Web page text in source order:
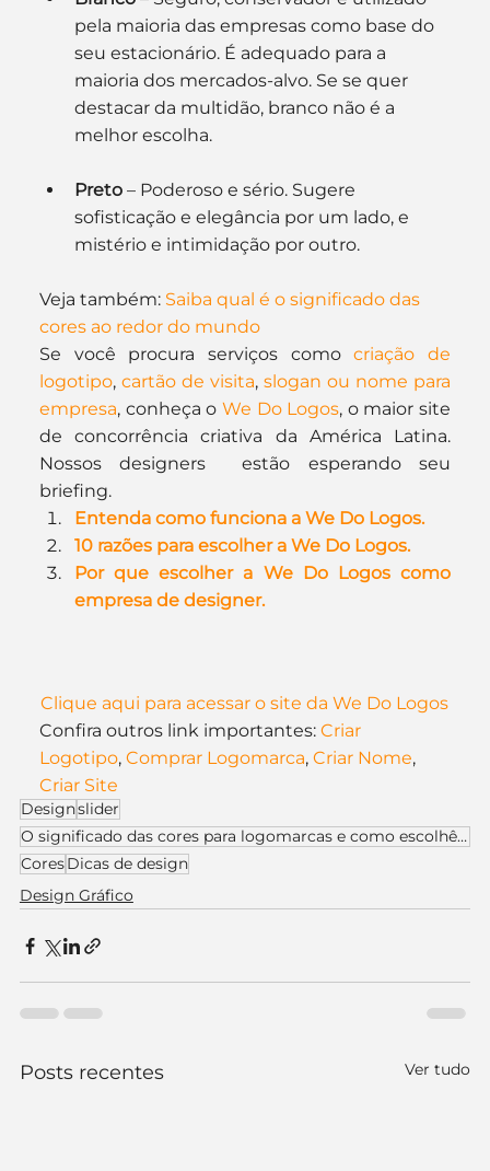
pela maioria das empresas como base do
seu estacionário. É adequado para a
maioria dos mercados-alvo. Se se quer
destacar da multidão, branco não é a
melhor escolha.
Preto – Poderoso e sério. Sugere
sofisticação e elegância por um lado, e
mistério e intimidação por outro.
Veja também: Saiba qual é o significado das
cores ao redor do mundo
Se você procura serviços como criação de
logotipo, cartão de visita, slogan ou nome para
empresa, conheça o We Do Logos, o maior site
de concorrência criativa da América Latina.
Nossos designers  estão esperando seu
briefing.
Entenda como funciona a We Do Logos.
10 razões para escolher a We Do Logos.
Por que escolher a We Do Logos como
empresa de designer.
Clique aqui para acessar o site da We Do Logos
Confira outros link importantes: Criar
Logotipo, Comprar Logomarca, Criar Nome,
Criar Site
Designslider
O significado das cores para logomarcas e como escolhê-las
CoresDicas de design
Design Gráfico
Posts recentes Ver tudo